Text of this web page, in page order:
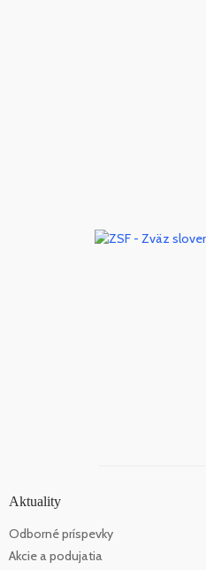
Aktuality
Odborné príspevky
Akcie a podujatia